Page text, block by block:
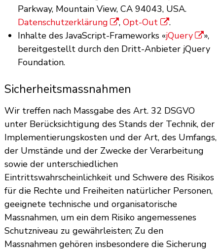
Parkway, Mountain View, CA 94043, USA.
Datenschutzerklärung
,Opt-Out
.
Inhalte des JavaScript-Frameworks «jQuery
»,
bereitgestellt durch den Dritt-Anbieter jQuery
Foundation.
Sicherheitsmassnahmen
Wir treffen nach Massgabe des Art. 32 DSGVO
unter Berücksichtigung des Stands der Technik, der
Implementierungskosten und der Art, des Umfangs,
der Umstände und der Zwecke der Verarbeitung
sowie der unterschiedlichen
Eintrittswahrscheinlichkeit und Schwere des Risikos
für die Rechte und Freiheiten natürlicher Personen,
geeignete technische und organisatorische
Massnahmen, um ein dem Risiko angemessenes
Schutzniveau zu gewährleisten; Zu den
Massnahmen gehören insbesondere die Sicherung